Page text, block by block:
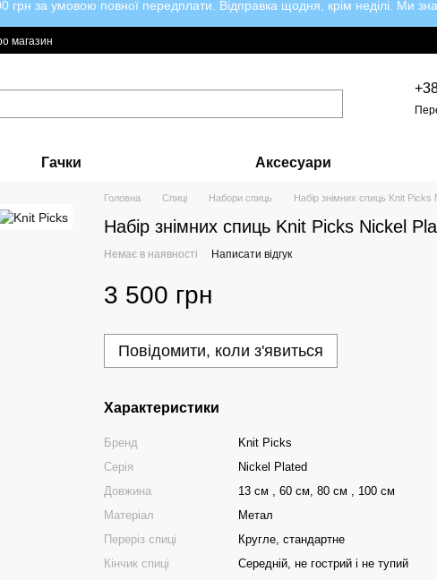
за умовою повної передплати. Відправка щодня, крім неділі. Ми
магазин
Гачки Аксесуари
Головна Спиці Набори спиць Набір знімних cпиць Knit Picks
Набір знімних cпиць Knit Picks Nickel
Немає в наявності Написати відгук
3 500 грн
Повідомити, коли з'явиться
Характеристики
Бренд
Knit Picks
Серія
Nickel Plated
Довжина
13 см , 60 см, 80 см , 100 см
Матеріал
Метал
Переріз спиці
Кругле, стандартне
Кінчик спиці
Середній, не гострий і не тупий